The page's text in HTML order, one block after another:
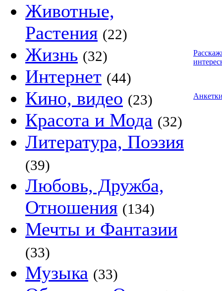
Животные,
Растения (22)
Жизнь (32)
Интернет (44)
Кино, видео (23)
Красота и Мода (32)
Литература, Поэзия
(39)
Любовь, Дружба,
Отношения (134)
Мечты и Фантазии
(33)
Музыка (33)